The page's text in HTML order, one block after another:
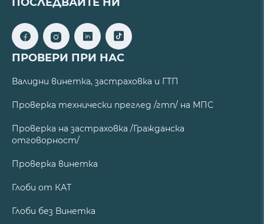
ПРОВЕРИ ПРИ НАС
Валидни винетка, застраховка и ГТП
Проверка технически преглед /гтп/ на МПС
Проверка на застраховка /Гражданска
отговорност/
Проверка винетка
Глоби от КАТ
Глоби без Винетка